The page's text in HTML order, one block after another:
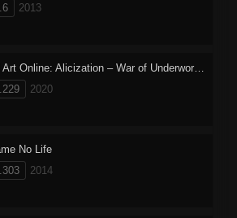
2013
2020
No Life
2014